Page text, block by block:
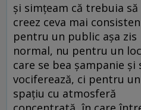
și simțeam că trebuia să
creez ceva mai
pentru un public așa zis
normal, nu pentru un
care se bea șampanie și
vociferează, ci pentru un
spațiu cu atmosferă